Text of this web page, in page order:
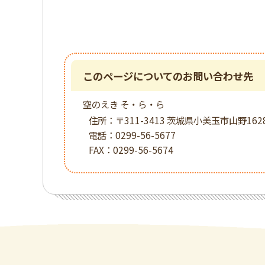
このページについてのお問い合わせ先
空のえき そ・ら・ら
住所： 〒311-3413 茨城県小美玉市山野
電話： 0299-56-5677
FAX： 0299-56-5674